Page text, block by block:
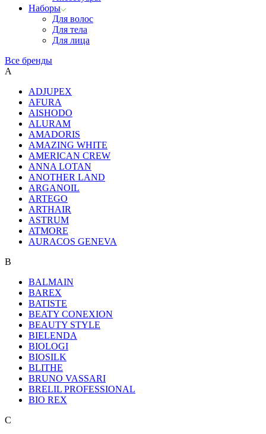
Наборы
Для волос
Для тела
Для лица
Все бренды
A
ADJUPEX
AFURA
AISHODO
ALURAM
AMADORIS
AMAZING WHITE
AMERICAN CREW
ANNA LOTAN
ANOTHER LAND
ARGANOIL
ARTEGO
ARTHAIR
ASTRUM
ATMORE
AURACOS GENEVA
B
BALMAIN
BAREX
BATISTE
BEATY CONEXION
BEAUTY STYLE
BIELENDA
BIOLOGI
BIOSILK
BLITHE
BRUNO VASSARI
BRELIL PROFESSIONAL
BIO REX
C